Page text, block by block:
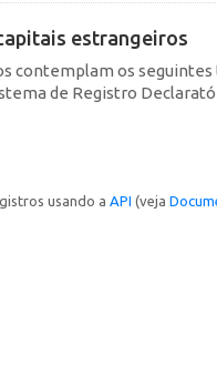
estrangeiros
contemplam os seguintes
de Registro
usando a API (veja